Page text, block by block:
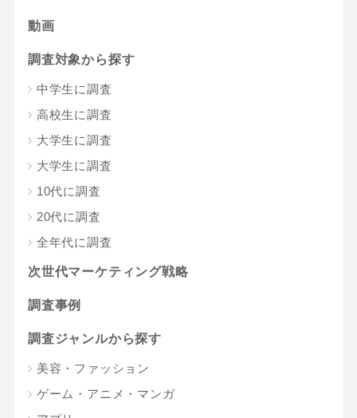
動画
調査対象から探す
中学生に調査
高校生に調査
大学生に調査
大学生に調査
10代に調査
20代に調査
全年代に調査
次世代マーケティング戦略
調査事例
調査ジャンルから探す
美容・ファッション
ゲーム・アニメ・マンガ